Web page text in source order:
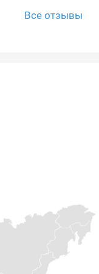
Все отзывы